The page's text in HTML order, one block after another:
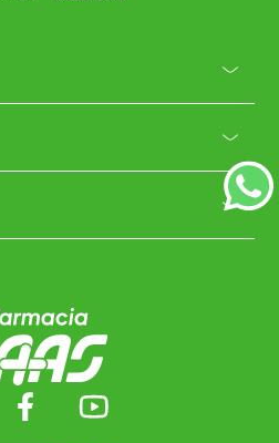
+
+
+